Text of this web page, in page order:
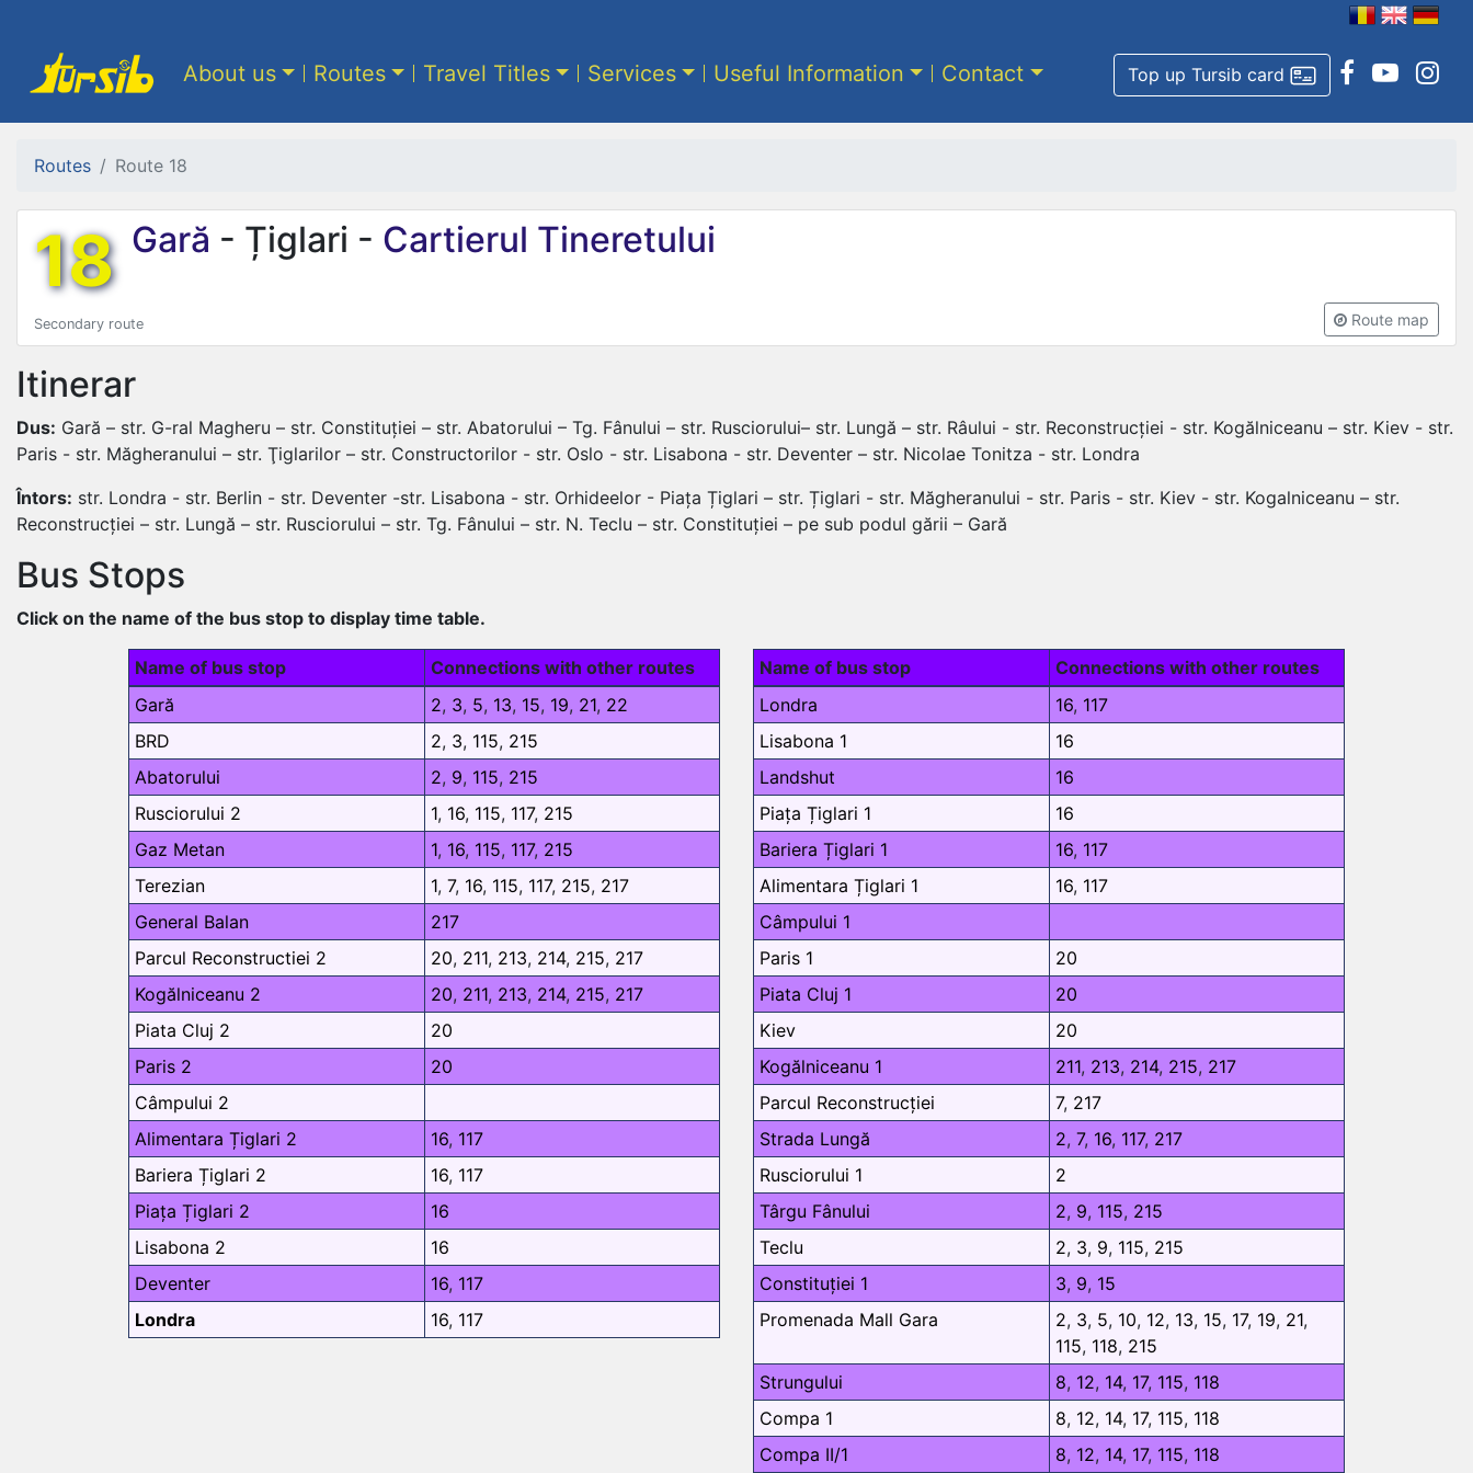
Top up Tursib card
About us Routes Travel Titles Services Useful Information Contact
Routes Route 18
18 Gară - Țiglari - Cartierul Tineretului
Secondary route Route map
Itinerar
Dus: Gară – str. G-ral Magheru – str. Constituției – str. Abatorului – Tg. Fânului – str. Rusciorului– str. Lungă – str. Râului - str. Reconstrucției - str. Kogălniceanu – str. Kiev - str.
Paris - str. Măgheranului – str. Ţiglarilor – str. Constructorilor - str. Oslo - str. Lisabona - str. Deventer – str. Nicolae Tonitza - str. Londra
Întors: str. Londra - str. Berlin - str. Deventer -str. Lisabona - str. Orhideelor - Piața Țiglari – str. Țiglari - str. Măgheranului - str. Paris - str. Kiev - str. Kogalniceanu – str.
Reconstrucției – str. Lungă – str. Rusciorului – str. Tg. Fânului – str. N. Teclu – str. Constituției – pe sub podul gării – Gară
Bus Stops
Click on the name of the bus stop to display time table.
Name of bus stop
Connections with other routes
Gară
2, 3, 5, 13, 15, 19, 21, 22
BRD
2, 3, 115, 215
Abatorului
2, 9, 115, 215
Rusciorului 2
1, 16, 115, 117, 215
Gaz Metan
1, 16, 115, 117, 215
Terezian
1, 7, 16, 115, 117, 215, 217
General Balan
217
Parcul Reconstructiei 2
20, 211, 213, 214, 215, 217
Kogălniceanu 2
20, 211, 213, 214, 215, 217
Piata Cluj 2
20
Paris 2
20
Câmpului 2
Alimentara Țiglari 2
16, 117
Bariera Țiglari 2
16, 117
Piața Țiglari 2
16
Lisabona 2
16
Deventer
16, 117
Londra
16, 117
Name of bus stop
Connections with other routes
Londra
16, 117
Lisabona 1
16
Landshut
16
Piața Țiglari 1
16
Bariera Țiglari 1
16, 117
Alimentara Țiglari 1
16, 117
Câmpului 1
Paris 1
20
Piata Cluj 1
20
Kiev
20
Kogălniceanu 1
211, 213, 214, 215, 217
Parcul Reconstrucției
7, 217
Strada Lungă
2, 7, 16, 117, 217
Rusciorului 1
2
Târgu Fânului
2, 9, 115, 215
Teclu
2, 3, 9, 115, 215
Constituției 1
3, 9, 15
Promenada Mall Gara
2, 3, 5, 10, 12, 13, 15, 17, 19, 21,
115, 118, 215
Strungului
8, 12, 14, 17, 115, 118
Compa 1
8, 12, 14, 17, 115, 118
Compa II/1
8, 12, 14, 17, 115, 118